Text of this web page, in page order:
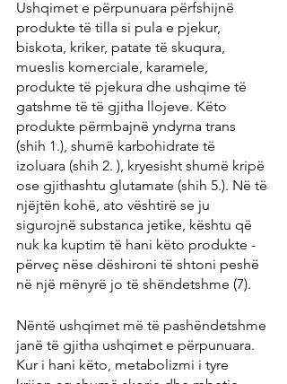
Ushqimet e përpunuara përfshijnë
produkte të tilla si pula e pjekur,
biskota, kriker, patate të skuqura,
mueslis komerciale, karamele,
produkte të pjekura dhe ushqime të
gatshme të të gjitha llojeve. Këto
produkte përmbajnë yndyrna trans
(shih 1.), shumë karbohidrate të
izoluara (shih 2. ), kryesisht shumë kripë
ose gjithashtu glutamate (shih 5.). Në të
njëjtën kohë, ato vështirë se ju
sigurojnë substanca jetike, kështu që
nuk ka kuptim të hani këto produkte -
përveç nëse dëshironi të shtoni peshë
në një mënyrë jo të shëndetshme (7).
Nëntë ushqimet më të pashëndetshme
janë të gjitha ushqimet e përpunuara.
Kur i hani këto, metabolizmi i tyre